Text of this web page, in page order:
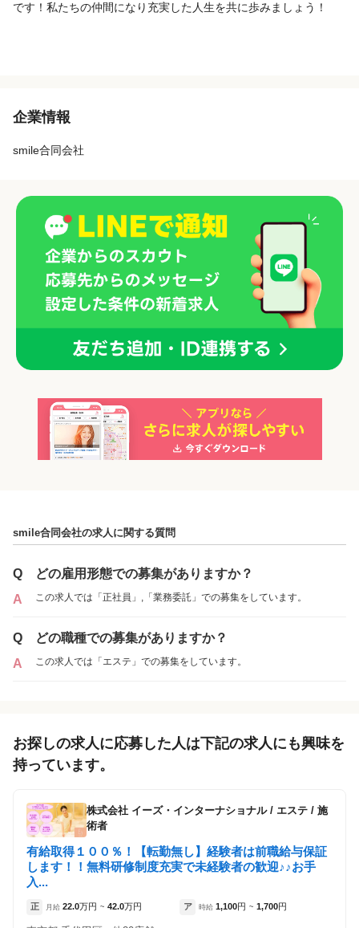
です！私たちの仲間になり充実した人生を共に歩みましょう！
企業情報
smile合同会社
「正社員」を募集していた店舗
3件の店舗
LOVEホワイトニング池袋店
（東京都渋谷区:渋谷駅 徒歩 12分 ）
各店舗の特色（詳しい給与、一緒に働くスタッフ、サービスメニュー、客層
など）が見られます
件の店舗
LOVEホワイトニング池袋店
smile合同会社の求人に関する質問
Q
どの雇用形態での募集がありますか？
A
この求人では「正社員」,「業務委託」での募集をしています。
Q
どの職種での募集がありますか？
A
この求人では「エステ」での募集をしています。
お探しの求人に応募した人は下記の求人にも興味を
持っています。
株式会社 イーズ・インターナショナル/ エステ / 施
術者
有給取得１００％！【転勤無し】経験者は前職給与保証
します！！無料研修制度充実で未経験者の歓迎♪♪お手
入...
正 月給 22.0万円 ~ 42.0万円 ア 時給 1,100円 ~ 1,700円